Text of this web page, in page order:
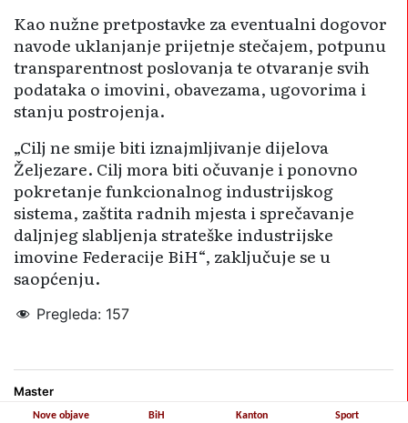
Kao nužne pretpostavke za eventualni dogovor
navode uklanjanje prijetnje stečajem, potpunu
transparentnost poslovanja te otvaranje svih
podataka o imovini, obavezama, ugovorima i
stanju postrojenja.
„Cilj ne smije biti iznajmljivanje dijelova
Željezare. Cilj mora biti očuvanje i ponovno
pokretanje funkcionalnog industrijskog
sistema, zaštita radnih mjesta i sprečavanje
daljnjeg slabljenja strateške industrijske
imovine Federacije BiH“, zaključuje se u
saopćenju.
Pregleda: 157
Master
Nove objave BiH Kanton Sport